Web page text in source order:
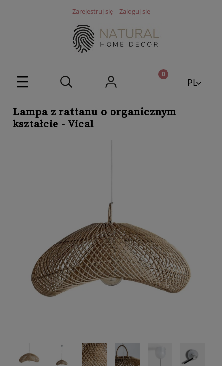
Zarejestruj się Zaloguj się
PL
Lampa z rattanu o organicznym
kształcie - Vical